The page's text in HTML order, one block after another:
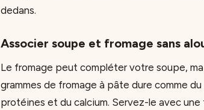
dedans.
Associer soupe et fromage sans
Le fromage peut compléter votre soupe,
grammes de fromage à pâte dure comme
protéines et du calcium. Servez-le avec